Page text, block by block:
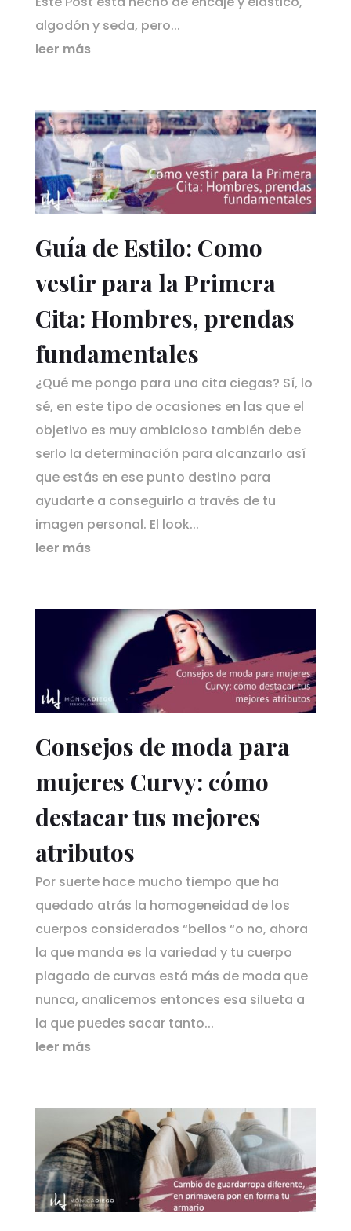
algodón y seda, pero...
leer más
Guía de Estilo: Como
vestir para la Primera
Cita: Hombres, prendas
fundamentales
¿Qué me pongo para una cita ciegas? Sí, lo
sé, en este tipo de ocasiones en las que el
objetivo es muy ambicioso también debe
serlo la determinación para alcanzarlo así
que estás en ese punto destino para
ayudarte a conseguirlo a través de tu
imagen personal. El look...
leer más
Consejos de moda para
mujeres Curvy: cómo
destacar tus mejores
atributos
Por suerte hace mucho tiempo que ha
quedado atrás la homogeneidad de los
cuerpos considerados “bellos “o no, ahora
la que manda es la variedad y tu cuerpo
plagado de curvas está más de moda que
nunca, analicemos entonces esa silueta a
la que puedes sacar tanto...
leer más